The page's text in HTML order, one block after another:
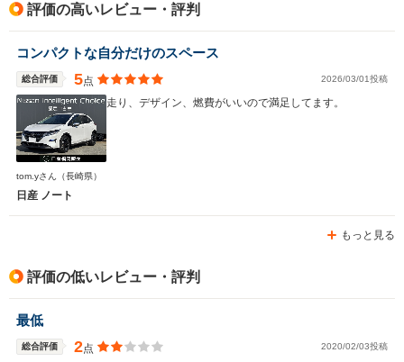
評価の高いレビュー・評判
コンパクトな自分だけのスペース
総合評価 5点 2026/03/01投稿
走り、デザイン、燃費がいいので満足してます。
tom.yさん （長崎県）
日産 ノート
もっと見る
評価の低いレビュー・評判
最低
総合評価 2点 2020/02/03投稿